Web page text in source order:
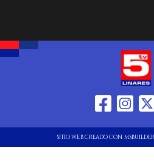
SITIO WEB CREADO CON